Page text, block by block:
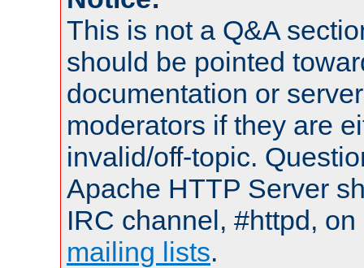
This is not a Q&A
should be pointed
documentation or
moderators if they are
invalid/off-topic.
Apache HTTP Server
IRC channel, #httpd,
mailing lists.